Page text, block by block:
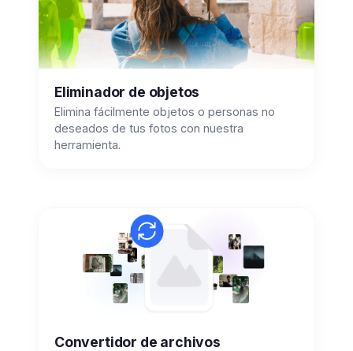
Eliminador de objetos
Elimina fácilmente objetos o personas no
deseados de tus fotos con nuestra
herramienta.
Convertidor de archivos